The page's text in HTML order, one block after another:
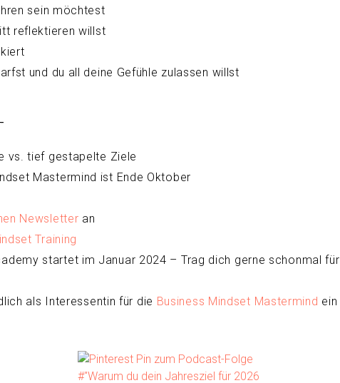
sein möchtest
reflektieren willst
und du all deine Gefühle zulassen willst
vs. tief gestapelte Ziele
Mastermind ist Ende Oktober
Newsletter an
Training
startet im Januar 2024 – Trag dich gerne schonmal für
als Interessentin für die Business Mindset Mastermind ein